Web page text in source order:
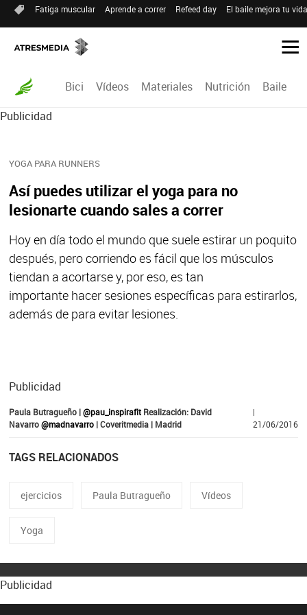
Fatiga muscular Aprende a correr Refeed day El baile mejora tu
Bici Vídeos Materiales Nutrición Baile
Publicidad
YOGA PARA RUNNERS
Así puedes utilizar el yoga para no
lesionarte cuando sales a correr
Hoy en día todo el mundo que suele estirar un poquito
después, pero corriendo es fácil que los músculos
tiendan a acortarse y, por eso, es tan
importante hacer sesiones específicas para estirarlos,
además de para evitar lesiones.
Publicidad
Paula Butragueño |@pau_inspirafitRealización: David
Navarro@madnavarro| Coveritmedia | Madrid
|
21/06/2016
TAGS RELACIONADOS
ejercicios Paula Butragueño Vídeos
Yoga
Publicidad